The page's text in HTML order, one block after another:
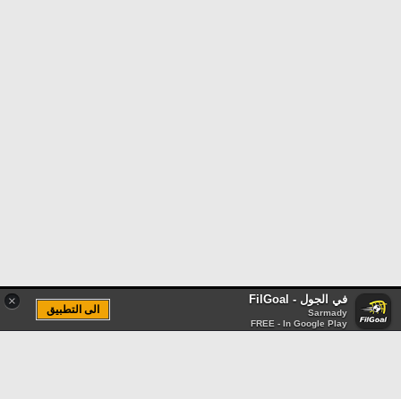
× في الجول - FilGoal
Sarmady
FREE - In Google Play
الى التطبيق